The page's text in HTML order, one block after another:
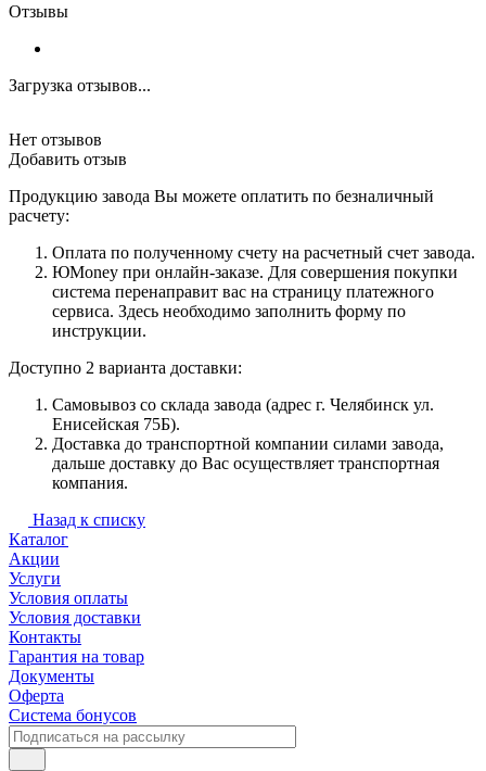
Отзывы
Загрузка отзывов...
Нет отзывов
Добавить отзыв
Продукцию завода Вы можете оплатить по безналичный
расчету:
Оплата по полученному счету на расчетный счет завода.
ЮMoney при онлайн-заказе. Для совершения покупки
система перенаправит вас на страницу платежного
сервиса. Здесь необходимо заполнить форму по
инструкции.
Доступно 2 варианта доставки:
Самовывоз со склада завода (адрес г. Челябинск ул.
Енисейская 75Б).
Доставка до транспортной компании силами завода,
дальше доставку до Вас осуществляет транспортная
компания.
Назад к списку
Каталог
Акции
Услуги
Условия оплаты
Условия доставки
Контакты
Гарантия на товар
Документы
Оферта
Система бонусов